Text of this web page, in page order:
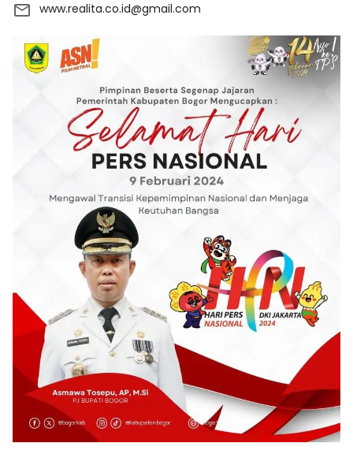
www.realita.co.id@gmail.com